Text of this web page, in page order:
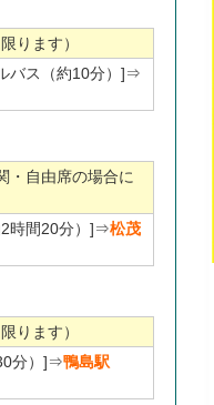
ります）
バス（約10分）]⇒
・自由席の場合に
時間20分）]⇒松茂
ります）
分）]⇒鴨島駅